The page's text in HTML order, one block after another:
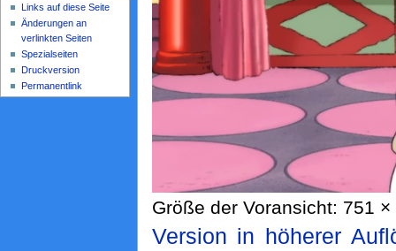
Größe der Voransicht: 751
Version in höherer
Links auf diese Seite
Änderungen an
verlinkten Seiten
Spezialseiten
Druckversion
Permanentlink